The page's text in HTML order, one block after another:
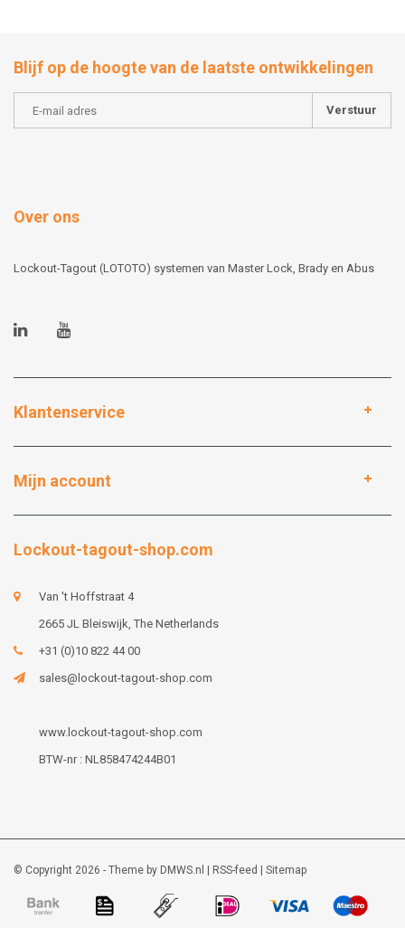
Blijf op de hoogte van de laatste ontwikkelingen
Verstuur
Over ons
Lockout-Tagout (LOTOTO) systemen van Master Lock, Brady en Abus
Klantenservice
Mijn account
Lockout-tagout-shop.com
Van 't Hoffstraat 4
2665 JL Bleiswijk, The Netherlands
+31 (0)10 822 44 00
sales@lockout-tagout-shop.com
www.lockout-tagout-shop.com
BTW-nr : NL858474244B01
© Copyright 2026 - Theme by DMWS.nl RSS-feed Sitemap